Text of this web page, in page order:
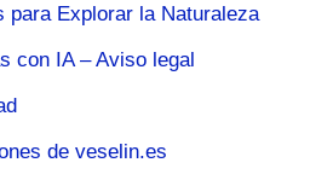
para Explorar la Naturaleza
con IA – Aviso legal
de veselin.es